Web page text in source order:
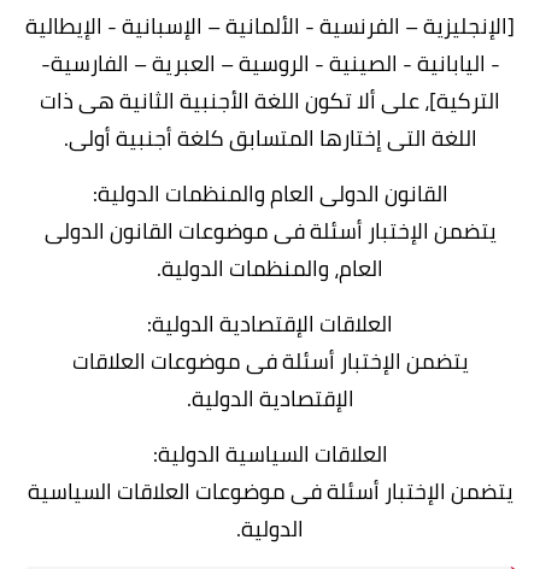
[الإنجليزية – الفرنسية - الألمانية – الإسبانية - الإيطالية
- اليابانية - الصينية - الروسية – العبرية – الفارسية-
التركية]، على ألا تكون اللغة الأجنبية الثانية هى ذات
اللغة التى إختارها المتسابق كلغة أجنبية أولى.
القانون الدولى العام والمنظمات الدولية:
يتضمن الإختبار أسئلة فى موضوعات القانون الدولى
العام، والمنظمات الدولية.
العلاقات الإقتصادية الدولية:
يتضمن الإختبار أسئلة فى موضوعات العلاقات
الإقتصادية الدولية.
العلاقات السياسية الدولية:
يتضمن الإختبار أسئلة فى موضوعات العلاقات السياسية
الدولية.